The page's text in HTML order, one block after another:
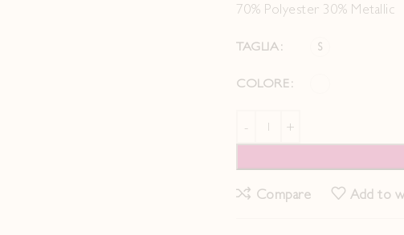
70% Polyester 30% Metallic
TAGLIA S
COLORE
Compare Add to